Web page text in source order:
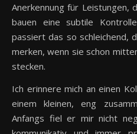
Anerkennung für Leistungen,
bauen eine subtile
passiert das so schleichend,
merken, wenn sie schon
stecken.
Ich erinnere mich an einen
einem kleinen, eng
Anfangs fiel er mir nicht